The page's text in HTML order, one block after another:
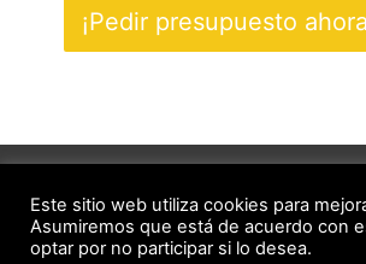
Reservados. Aviso legal y política de
cookies
Este sitio web utiliza cookies para
Asumiremos que está de acuerdo con
optar por no participar si lo desea.